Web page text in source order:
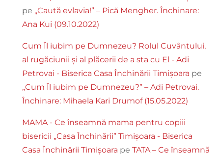
pe „Caută evlavia!” – Pică Mengher. Închinare:
Ana Kui (09.10.2022)
Cum Îl iubim pe Dumnezeu? Rolul Cuvântului,
al rugăciunii și al plăcerii de a sta cu El - Adi
Petrovai - Biserica Casa Închinării Timișoara pe
„Cum Îl iubim pe Dumnezeu?” – Adi Petrovai.
Închinare: Mihaela Kari Drumof (15.05.2022)
MAMA - Ce înseamnă mama pentru copiii
bisericii „Casa Închinării” Timișoara - Biserica
Casa Închinării Timișoara pe TATA – Ce înseamnă